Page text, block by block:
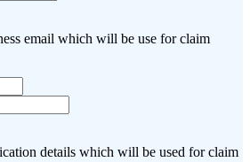
email which will be use for claim
details which will be used for claim